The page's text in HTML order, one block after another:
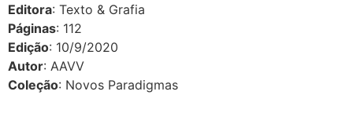
Editora: Texto & Grafia
Páginas: 112
Edição: 10/9/2020
Autor: AAVV
Coleção: Novos Paradigmas